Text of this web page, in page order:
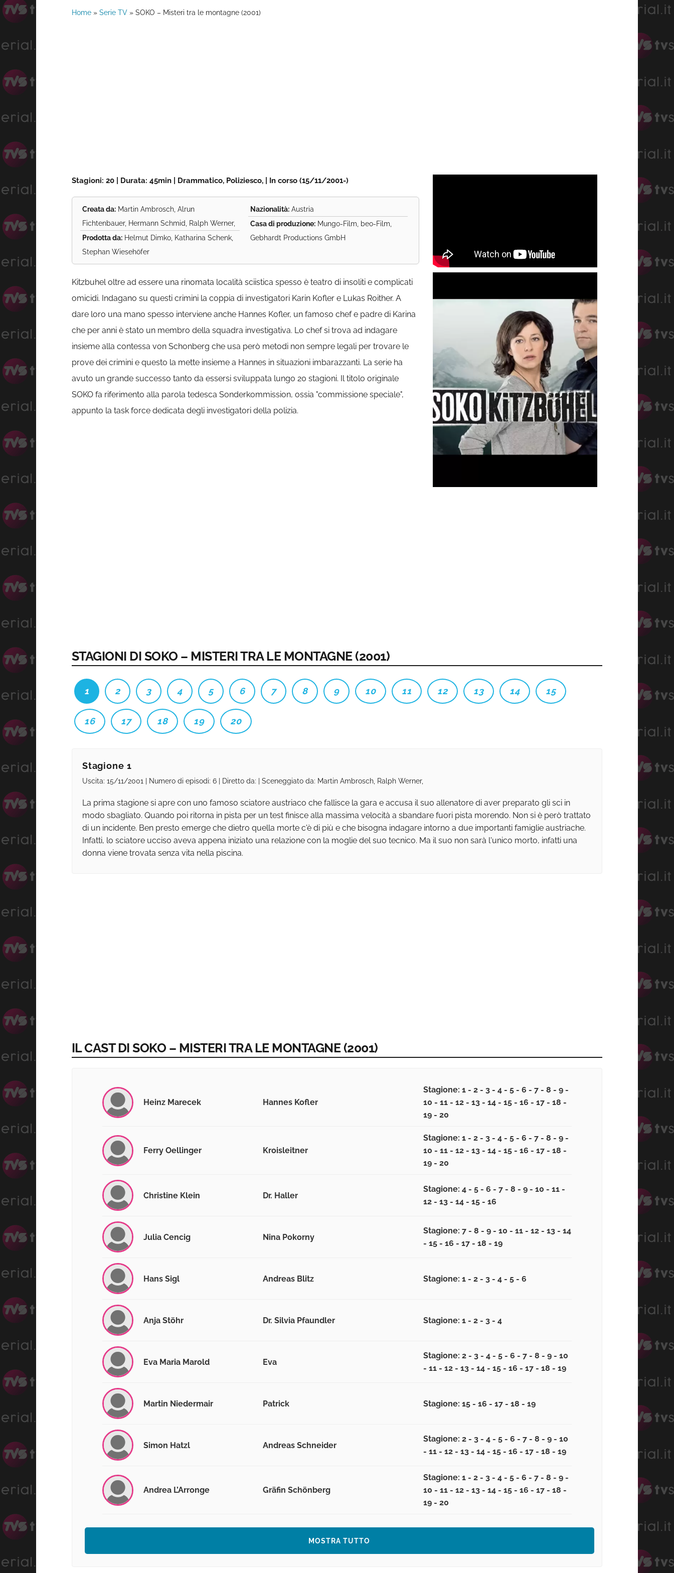
Home» Serie TV» SOKO – Misteri tra le montagne (2001)
Stagioni: 20 | Durata: 45min | Drammatico, Poliziesco, | In corso (15/11/2001-)
Creata da:Martin Ambrosch, Alrun
Fichtenbauer, Hermann Schmid, Ralph Werner,
Prodotta da:Helmut Dimko, Katharina Schenk,
Stephan Wiesehöfer
Nazionalità:Austria
Casa di produzione:Mungo-Film, beo-Film,
Gebhardt Productions GmbH
Kitzbuhel oltre ad essere una rinomata località sciistica spesso è teatro di insoliti e complicati
omicidi. Indagano su questi crimini la coppia di investigatori Karin Kofler e Lukas Roither. A
dare loro una mano spesso interviene anche Hannes Kofler, un famoso chef e padre di Karina
che per anni è stato un membro della squadra investigativa. Lo chef si trova ad indagare
insieme alla contessa von Schonberg che usa però metodi non sempre legali per trovare le
prove dei crimini e questo la mette insieme a Hannes in situazioni imbarazzanti. La serie ha
avuto un grande successo tanto da essersi sviluppata lungo 20 stagioni. Il titolo originale
SOKO fa riferimento alla parola tedesca Sonderkommission, ossia "commissione speciale",
appunto la task force dedicata degli investigatori della polizia.
STAGIONI DI SOKO – MISTERI TRA LE MONTAGNE (2001)
1 2 3 4 5 6 7 8 9 10 11 12 13 14 15
16 17 18 19 20
Stagione 1
Uscita: 15/11/2001 | Numero di episodi: 6 | Diretto da: | Sceneggiato da: Martin Ambrosch, Ralph Werner,
La prima stagione si apre con uno famoso sciatore austriaco che fallisce la gara e accusa il suo allenatore di aver preparato gli sci in
modo sbagliato. Quando poi ritorna in pista per un test finisce alla massima velocità a sbandare fuori pista morendo. Non si è però trattato
di un incidente. Ben presto emerge che dietro quella morte c'è di più e che bisogna indagare intorno a due importanti famiglie austriache.
Infatti, lo sciatore ucciso aveva appena iniziato una relazione con la moglie del suo tecnico. Ma il suo non sarà l'unico morto, infatti una
donna viene trovata senza vita nella piscina.
IL CAST DI SOKO – MISTERI TRA LE MONTAGNE (2001)
Heinz Marecek Hannes Kofler
Stagione: 1 - 2 - 3 - 4 - 5 - 6 - 7 - 8 - 9 -
10 - 11 - 12 - 13 - 14 - 15 - 16 - 17 - 18 -
19 - 20
Ferry Oellinger Kroisleitner
Stagione: 1 - 2 - 3 - 4 - 5 - 6 - 7 - 8 - 9 -
10 - 11 - 12 - 13 - 14 - 15 - 16 - 17 - 18 -
19 - 20
Christine Klein Dr. Haller
Stagione: 4 - 5 - 6 - 7 - 8 - 9 - 10 - 11 -
12 - 13 - 14 - 15 - 16
Julia Cencig Nina Pokorny
Stagione: 7 - 8 - 9 - 10 - 11 - 12 - 13 - 14
- 15 - 16 - 17 - 18 - 19
Hans Sigl Andreas Blitz Stagione: 1 - 2 - 3 - 4 - 5 - 6
Anja Stöhr Dr. Silvia Pfaundler Stagione: 1 - 2 - 3 - 4
Eva Maria Marold Eva
Stagione: 2 - 3 - 4 - 5 - 6 - 7 - 8 - 9 - 10
- 11 - 12 - 13 - 14 - 15 - 16 - 17 - 18 - 19
Martin Niedermair Patrick Stagione: 15 - 16 - 17 - 18 - 19
Simon Hatzl Andreas Schneider
Stagione: 2 - 3 - 4 - 5 - 6 - 7 - 8 - 9 - 10
- 11 - 12 - 13 - 14 - 15 - 16 - 17 - 18 - 19
Andrea L’Arronge Gräfin Schönberg
Stagione: 1 - 2 - 3 - 4 - 5 - 6 - 7 - 8 - 9 -
10 - 11 - 12 - 13 - 14 - 15 - 16 - 17 - 18 -
19 - 20
MOSTRA TUTTO